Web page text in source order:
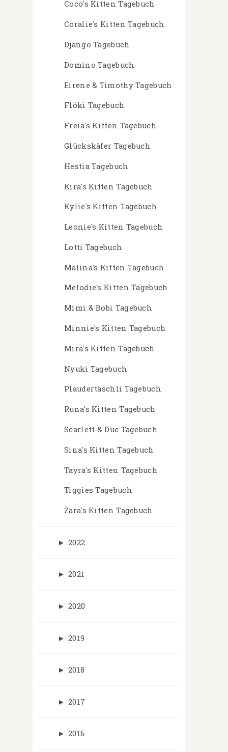
Coco's Kitten Tagebuch
Coralie's Kitten Tagebuch
Django Tagebuch
Domino Tagebuch
Eirene & Timothy Tagebuch
Flóki Tagebuch
Freia's Kitten Tagebuch
Glückskäfer Tagebuch
Hestia Tagebuch
Kira's Kitten Tagebuch
Kylie's Kitten Tagebuch
Leonie's Kitten Tagebuch
Lotti Tagebuch
Malina's Kitten Tagebuch
Melodie's Kitten Tagebuch
Mimi & Bobi Tagebuch
Minnie's Kitten Tagebuch
Mira's Kitten Tagebuch
Nyuki Tagebuch
Plaudertäschli Tagebuch
Runa's Kitten Tagebuch
Scarlett & Duc Tagebuch
Sina's Kitten Tagebuch
Tayra's Kitten Tagebuch
Tiggies Tagebuch
Zara's Kitten Tagebuch
► 2022
► 2021
► 2020
► 2019
► 2018
► 2017
► 2016